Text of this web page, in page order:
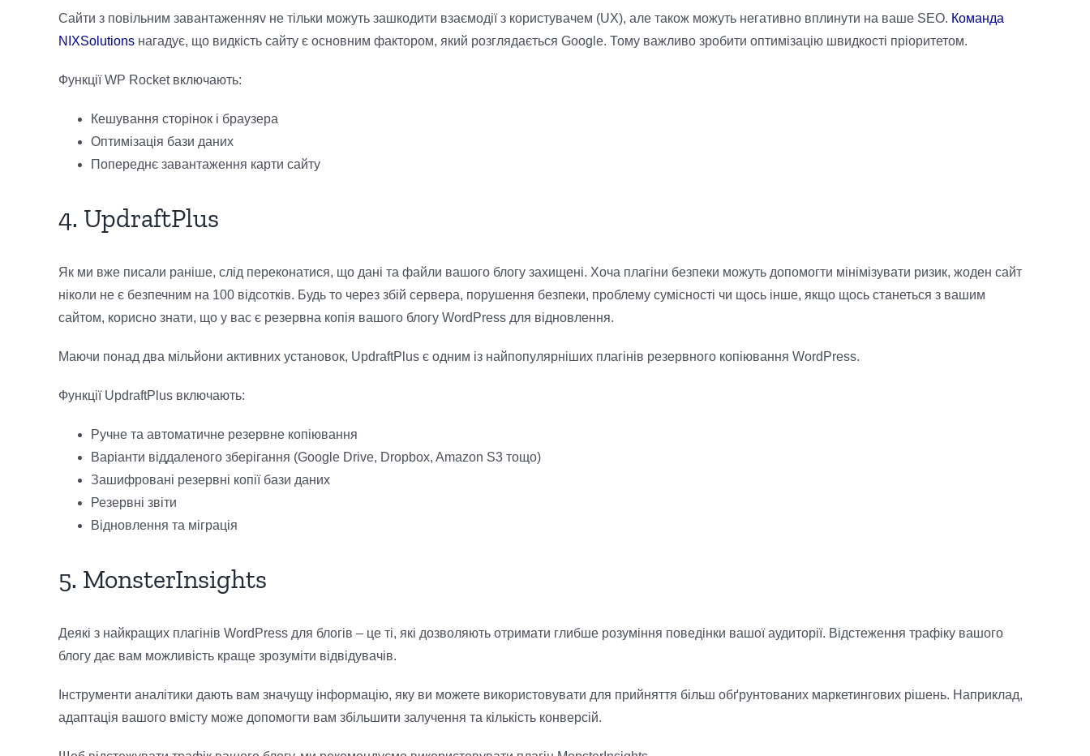
Сайти з повільним завантаженняv не тільки можуть зашкодити взаємодії з користувачем (UX), але також можуть негативно вплинути на ваше SEO. Команда
NIXSolutions нагадує, що видкість сайту є основним фактором, який розглядається Google. Тому важливо зробити оптимізацію швидкості пріоритетом.
Функції WP Rocket включають:
Кешування сторінок і браузера
Оптимізація бази даних
Попереднє завантаження карти сайту
4. UpdraftPlus
Як ми вже писали раніше, слід переконатися, що дані та файли вашого блогу захищені. Хоча плагіни безпеки можуть допомогти мінімізувати ризик, жоден сайт
ніколи не є безпечним на 100 відсотків. Будь то через збій сервера, порушення безпеки, проблему сумісності чи щось інше, якщо щось станеться з вашим
сайтом, корисно знати, що у вас є резервна копія вашого блогу WordPress для відновлення.
Маючи понад два мільйони активних установок, UpdraftPlus є одним із найпопулярніших плагінів резервного копіювання WordPress.
Функції UpdraftPlus включають:
Ручне та автоматичне резервне копіювання
Варіанти віддаленого зберігання (Google Drive, Dropbox, Amazon S3 тощо)
Зашифровані резервні копії бази даних
Резервні звіти
Відновлення та міграція
5. MonsterInsights
Деякі з найкращих плагінів WordPress для блогів – це ті, які дозволяють отримати глибше розуміння поведінки вашої аудиторії. Відстеження трафіку вашого
блогу дає вам можливість краще зрозуміти відвідувачів.
Інструменти аналітики дають вам значущу інформацію, яку ви можете використовувати для прийняття більш обґрунтованих маркетингових рішень. Наприклад,
адаптація вашого вмісту може допомогти вам збільшити залучення та кількість конверсій.